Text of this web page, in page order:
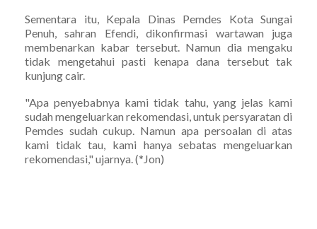
Sementara itu, Kepala Dinas Pemdes Kota Sungai
Penuh, sahran Efendi, dikonfirmasi wartawan juga
membenarkan kabar tersebut. Namun dia mengaku
tidak mengetahui pasti kenapa dana tersebut tak
kunjung cair.
"Apa penyebabnya kami tidak tahu, yang jelas kami
sudah mengeluarkan rekomendasi, untuk persyaratan di
Pemdes sudah cukup. Namun apa persoalan di atas
kami tidak tau, kami hanya sebatas mengeluarkan
rekomendasi," ujarnya. (*Jon)